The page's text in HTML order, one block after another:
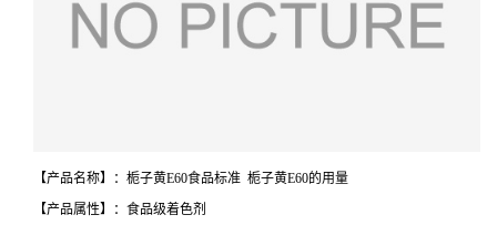
【产品名称】：栀子黄E60食品标准 栀子黄E60的用量
【产品属性】：食品级着色剂